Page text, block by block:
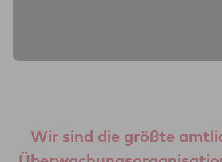
Wir sind die größte